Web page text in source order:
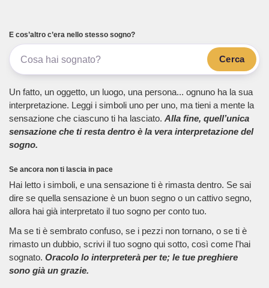
E cos’altro c’era nello stesso sogno?
Cerca
Un fatto, un oggetto, un luogo, una persona... ognuno ha la sua
interpretazione. Leggi i simboli uno per uno, ma tieni a mente la
sensazione che ciascuno ti ha lasciato. Alla fine, quell’unica
sensazione che ti resta dentro è la vera interpretazione del
sogno.
Se ancora non ti lascia in pace
Hai letto i simboli, e una sensazione ti è rimasta dentro. Se sai
dire se quella sensazione è un buon segno o un cattivo segno,
allora hai già interpretato il tuo sogno per conto tuo.
Ma se ti è sembrato confuso, se i pezzi non tornano, o se ti è
rimasto un dubbio, scrivi il tuo sogno qui sotto, così come l'hai
sognato. Oracolo lo interpreterà per te; le tue preghiere
sono già un grazie.